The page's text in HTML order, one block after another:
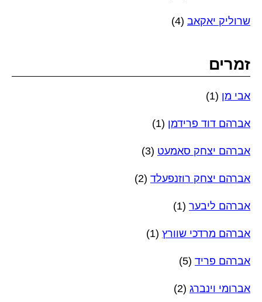
שרוליק יאקאב (4)
זמרים
אבי מן (1)
אברהם דוד פרידמן (1)
אברהם יצחק סאמעט (3)
אברהם יצחק רוזנפעלד (2)
אברהם ליבער (1)
אברהם מרדכי שוורץ (1)
אברהם פריד (5)
אברומי וינברג (2)